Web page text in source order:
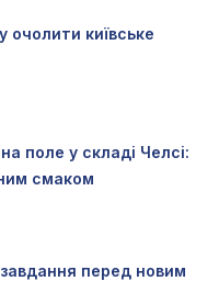
очолити київське
поле у складі Челсі:
смаком
перед новим